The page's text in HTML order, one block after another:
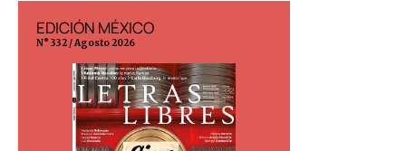
EDICIÓN MÉXICO
N° 332 / Agosto 2026